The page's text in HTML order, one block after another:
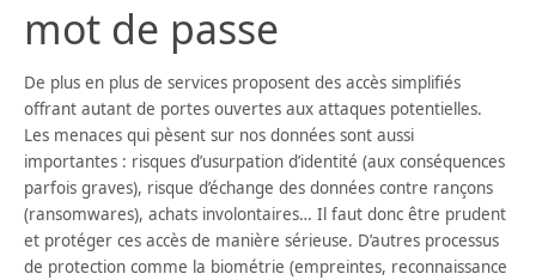
mot de passe
De plus en plus de services proposent des accès simplifiés
offrant autant de portes ouvertes aux attaques potentielles.
Les menaces qui pèsent sur nos données sont aussi
importantes : risques d’usurpation d’identité (aux conséquences
parfois graves), risque d’échange des données contre rançons
(ransomwares), achats involontaires… Il faut donc être prudent
et protéger ces accès de manière sérieuse. D’autres processus
de protection comme la biométrie (empreintes, reconnaissance